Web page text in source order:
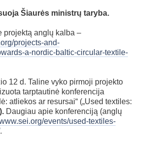
Šiaurės ministrų taryba.
projektą anglų kalba –
projects-and-
a-nordic-baltic-circular-textile-
12 d. Taline vyko pirmoji projekto
tarptautinė konferencija
atliekos ar resursai“ („Used textiles:
). Daugiau apie konferenciją (anglų
events/used-textiles-
.